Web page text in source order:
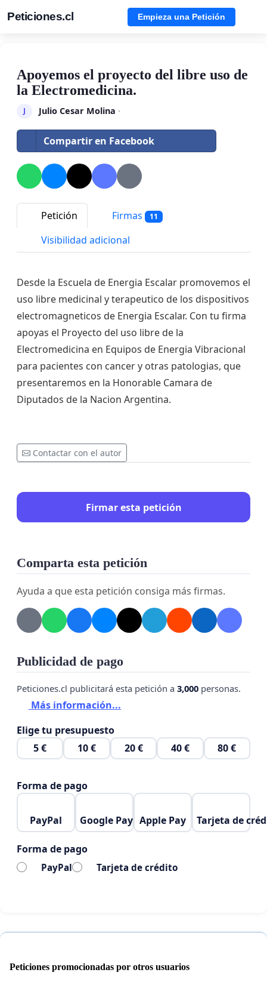
Peticiones.cl Empieza una Petición
Apoyemos el proyecto del libre uso de
la Electromedicina.
J Julio Cesar Molina ·
Compartir en Facebook
Petición Firmas 11
Visibilidad adicional
Desde la Escuela de Energia Escalar promovemos el
uso libre medicinal y terapeutico de los dispositivos
electromagneticos de Energia Escalar. Con tu firma
apoyas el Proyecto del uso libre de la
Electromedicina en Equipos de Energia Vibracional
para pacientes con cancer y otras patologias, que
presentaremos en la Honorable Camara de
Diputados de la Nacion Argentina.
Contactar con el autor
Firmar esta petición
Comparta esta petición
Ayuda a que esta petición consiga más firmas.
Publicidad de pago
Peticiones.cl publicitará esta petición a 3,000 personas.
Más información...
Elige tu presupuesto
5 €
10 € 20 € 40 € 80 €
Forma de pago
PayPal Google Pay Apple Pay Tarjeta de
Forma de pago
PayPal Tarjeta de crédito
Peticiones promocionadas por otros usuarios